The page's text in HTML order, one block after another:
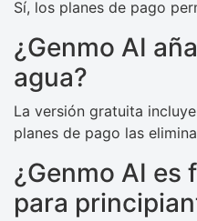
Sí, los planes de pago
¿Genmo AI
agua?
La versión gratuita
planes de pago las
¿Genmo AI es
para